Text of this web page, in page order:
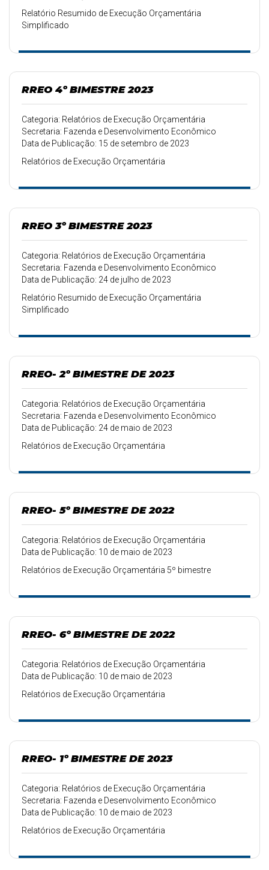
Relatório Resumido de Execução Orçamentária
Simplificado
RREO 4º BIMESTRE 2023
Categoria: Relatórios de Execução Orçamentária
Secretaria: Fazenda e Desenvolvimento Econômico
Data de Publicação: 15 de setembro de 2023
Relatórios de Execução Orçamentária
RREO 3º BIMESTRE 2023
Categoria: Relatórios de Execução Orçamentária
Secretaria: Fazenda e Desenvolvimento Econômico
Data de Publicação: 24 de julho de 2023
Relatório Resumido de Execução Orçamentária
Simplificado
RREO- 2º BIMESTRE DE 2023
Categoria: Relatórios de Execução Orçamentária
Secretaria: Fazenda e Desenvolvimento Econômico
Data de Publicação: 24 de maio de 2023
Relatórios de Execução Orçamentária
RREO- 5º BIMESTRE DE 2022
Categoria: Relatórios de Execução Orçamentária
Data de Publicação: 10 de maio de 2023
Relatórios de Execução Orçamentária 5º bimestre
RREO- 6º BIMESTRE DE 2022
Categoria: Relatórios de Execução Orçamentária
Data de Publicação: 10 de maio de 2023
Relatórios de Execução Orçamentária
RREO- 1º BIMESTRE DE 2023
Categoria: Relatórios de Execução Orçamentária
Secretaria: Fazenda e Desenvolvimento Econômico
Data de Publicação: 10 de maio de 2023
Relatórios de Execução Orçamentária